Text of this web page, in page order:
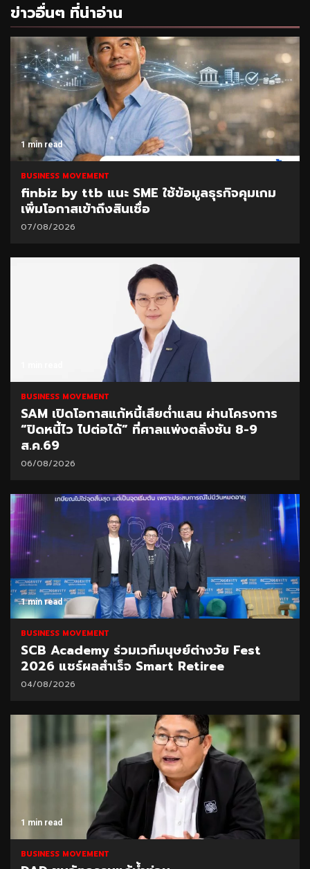
ข่าวอื่นๆ ที่น่าอ่าน
1 min read
BUSINESS MOVEMENT
finbiz by ttb แนะ SME ใช้ข้อมูลธุรกิจคุมเกม
เพิ่มโอกาสเข้าถึงสินเชื่อ
07/08/2026
BUSINESS MOVEMENT
SAM เปิดโอกาสแก้หนี้เสียต่ำแสน ผ่านโครงการ
“ปิดหนี้ไว ไปต่อได้” ที่ศาลแพ่งตลิ่งชัน 8-9
ส.ค.69
06/08/2026
1 min read
BUSINESS MOVEMENT
SCB Academy ร่วมเวทีมนุษย์ต่างวัย Fest
2026 แชร์ผลสำเร็จ Smart Retiree
04/08/2026
1 min read
BUSINESS MOVEMENT